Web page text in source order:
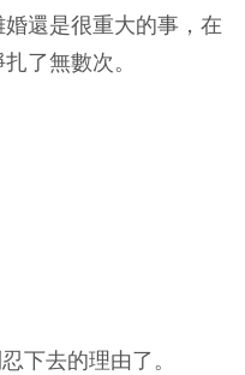
還是很重大的事，在
了無數次。
下去的理由了。